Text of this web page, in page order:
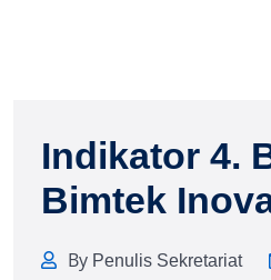
Indikator 4.
Bimtek
By Penulis Sekretariat